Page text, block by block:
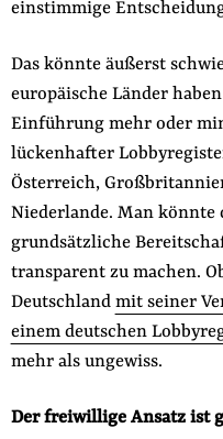
einstimmige
Das könnte äußerst
europäische Länder
Einführung mehr oder
lückenhafter
Österreich,
Niederlande. Man
grundsätzliche
transparent zu machen.
Deutschland mit seiner
einem deutschen
mehr als ungewiss.
Der freiwillige Ansatz ist